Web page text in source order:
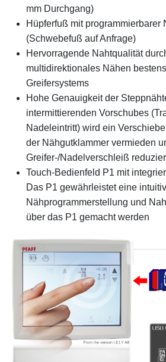
mm Durchgang)
Hüpferfuß mit programmierbarer
(Schwebefuß auf Anfrage)
Hervorragende Nahtqualität
multidirektionales Nähen
Greifersystems
Hohe Genauigkeit der
intermittierenden Vorschubes
Nadeleintritt) wird ein
der Nähgutklammer vermieden
Greifer-/Nadelverschleiß
Touch-Bedienfeld P1 mit
Das P1 gewährleistet eine
Nähprogrammerstellung und
über das P1 gemacht werden